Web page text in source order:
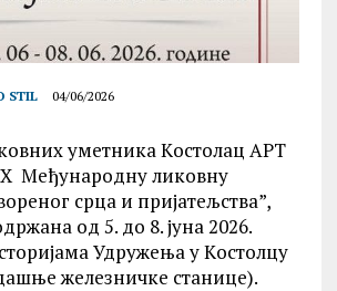
STIL 04/06/2026
уметника Kостолац АРТ
Међународну ликовну
срца и пријатељства”,
од 5. до 8. јуна 2026.
Удружења у Kостолцу
железничке станице).